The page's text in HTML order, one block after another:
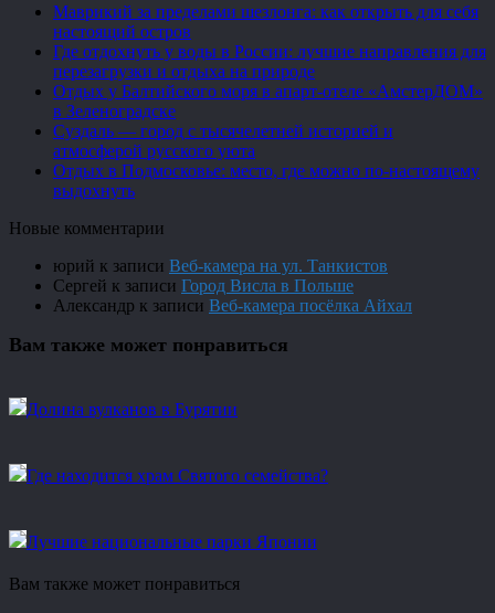
Маврикий за пределами шезлонга: как открыть для себя
настоящий остров
Где отдохнуть у воды в России: лучшие направления для
перезагрузки и отдыха на природе
Отдых у Балтийского моря в апарт-отеле «АмстерДОМ»
в Зеленоградске
Суздаль — город с тысячелетней историей и
атмосферой русского уюта
Отдых в Подмосковье: место, где можно по-настоящему
выдохнуть
Новые комментарии
юрий к записи Веб-камера на ул. Танкистов
Сергей к записи Город Висла в Польше
Александр к записи Веб-камера посёлка Айхал
Вам также может понравиться
Долина вулканов в Бурятии
Где находится храм Святого семейства?
Лучшие национальные парки Японии
Вам также может понравиться